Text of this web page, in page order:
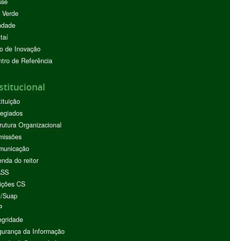
de Inovação
de Referência
Organizacional
do reitor
CS
Suap
da Informação